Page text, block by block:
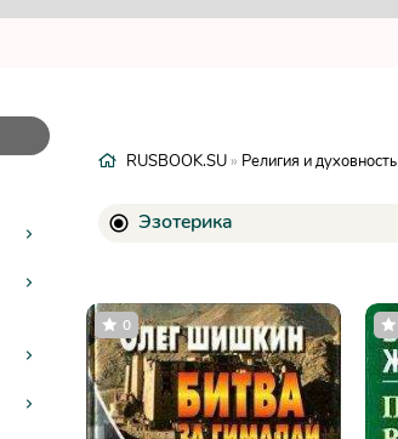
RUSBOOK.SU » Религия и духовность
Эзотерика
0